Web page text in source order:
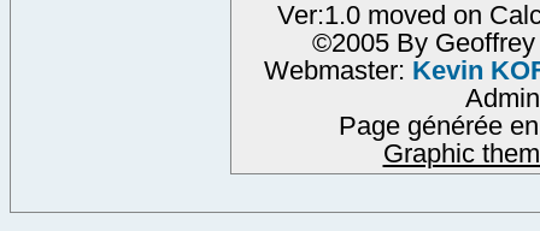
Ver:1.0 moved on
©2005 By
Webmaster: Kevin
Page générée
Graphic